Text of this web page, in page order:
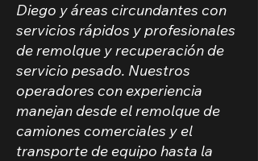
Diego y áreas circundantes con
servicios rápidos y profesionales
de remolque y recuperación de
servicio pesado. Nuestros
operadores con experiencia
manejan desde el remolque de
camiones comerciales y el
transporte de equipo hasta la